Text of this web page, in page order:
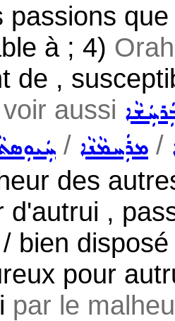
passions
à ; 4)
de ,
voir aussi
/ ܡܪܲܚܡܵܢܵܐ /
des
d'autrui ,
bien
pour
par le